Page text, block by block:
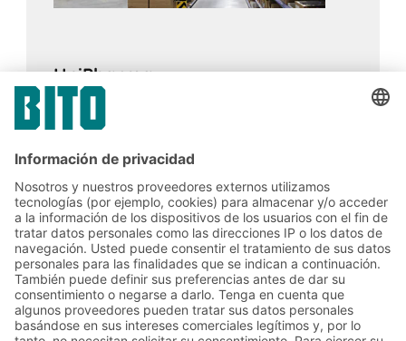
UniPharma
17.02.2024
Aumento significativo de la velocidad de
ergonomía